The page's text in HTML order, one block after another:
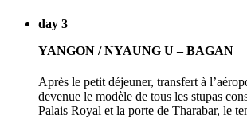
day 3
YANGON / NYAUNG U – BAGAN
Après le petit déjeuner, transfert à
devenue le modèle de tous les stupas
Palais Royal et la porte de Tharabar, le